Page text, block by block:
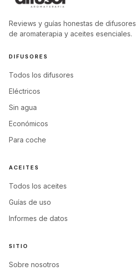
Reviews y guías honestas de difusores
de aromaterapia y aceites esenciales.
DIFUSORES
Todos los difusores
Eléctricos
Sin agua
Económicos
Para coche
ACEITES
Todos los aceites
Guías de uso
Informes de datos
SITIO
Sobre nosotros